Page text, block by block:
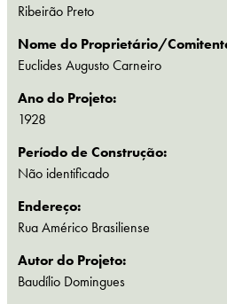
Ribeirão Preto
Nome do Proprietário/
Euclides Augusto Carneiro
Ano do Projeto:
1928
Período de Construção:
Não identificado
Endereço:
Rua Américo Brasiliense
Autor do Projeto:
Baudílio Domingues